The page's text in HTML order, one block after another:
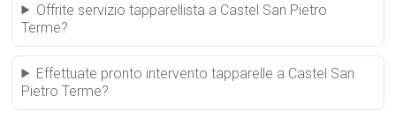
Offrite servizio tapparellista a Castel San Pietro
Terme?
Effettuate pronto intervento tapparelle a Castel San
Pietro Terme?